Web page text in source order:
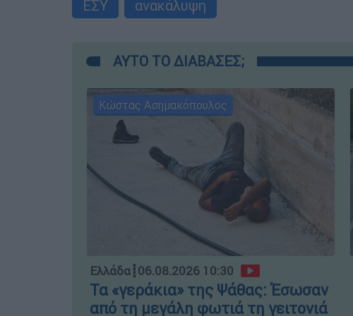
ΕΣΥ
ανακάλυψη
ΑΥΤΟ ΤΟ ΔΙΑΒΑΣΕΣ;
Κώστας Ασημακόπουλος
Ελλάδα┋06.08.2026 10:30
Τα «γεράκια» της Ψάθας: Έσωσαν
από τη μεγάλη φωτιά τη γειτονιά